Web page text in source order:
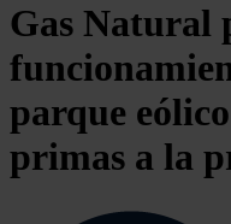
Gas Natural
parque
primas a la